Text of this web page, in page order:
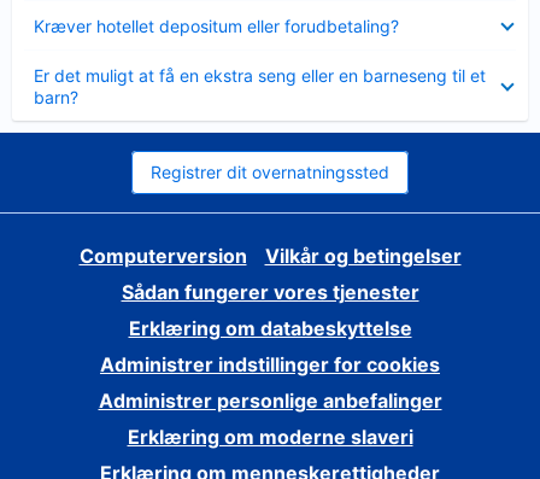
Kræver hotellet depositum eller forudbetaling?
Er det muligt at få en ekstra seng eller en barneseng til et
barn?
Registrer dit overnatningssted
Computerversion
Vilkår og betingelser
Sådan fungerer vores tjenester
Erklæring om databeskyttelse
Administrer indstillinger for cookies
Administrer personlige anbefalinger
Erklæring om moderne slaveri
Erklæring om menneskerettigheder